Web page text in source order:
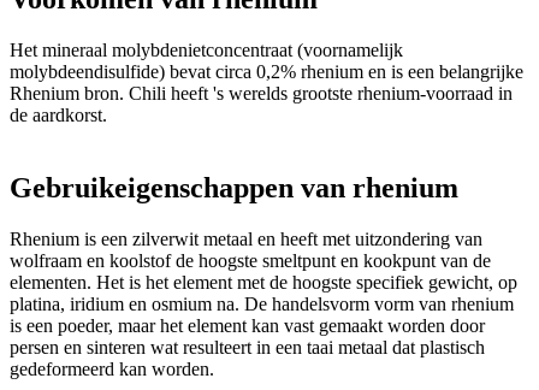
Het mineraal molybdenietconcentraat (voornamelijk
molybdeendisulfide) bevat circa 0,2% rhenium en is een belangrijke
Rhenium bron. Chili heeft 's werelds grootste rhenium-voorraad in
de aardkorst.
Gebruikeigenschappen van rhenium
Rhenium is een zilverwit metaal en heeft met uitzondering van
wolfraam en koolstof de hoogste smeltpunt en kookpunt van de
elementen. Het is het element met de hoogste specifiek gewicht, op
platina, iridium en osmium na. De handelsvorm vorm van rhenium
is een poeder, maar het element kan vast gemaakt worden door
persen en sinteren wat resulteert in een taai metaal dat plastisch
gedeformeerd kan worden.